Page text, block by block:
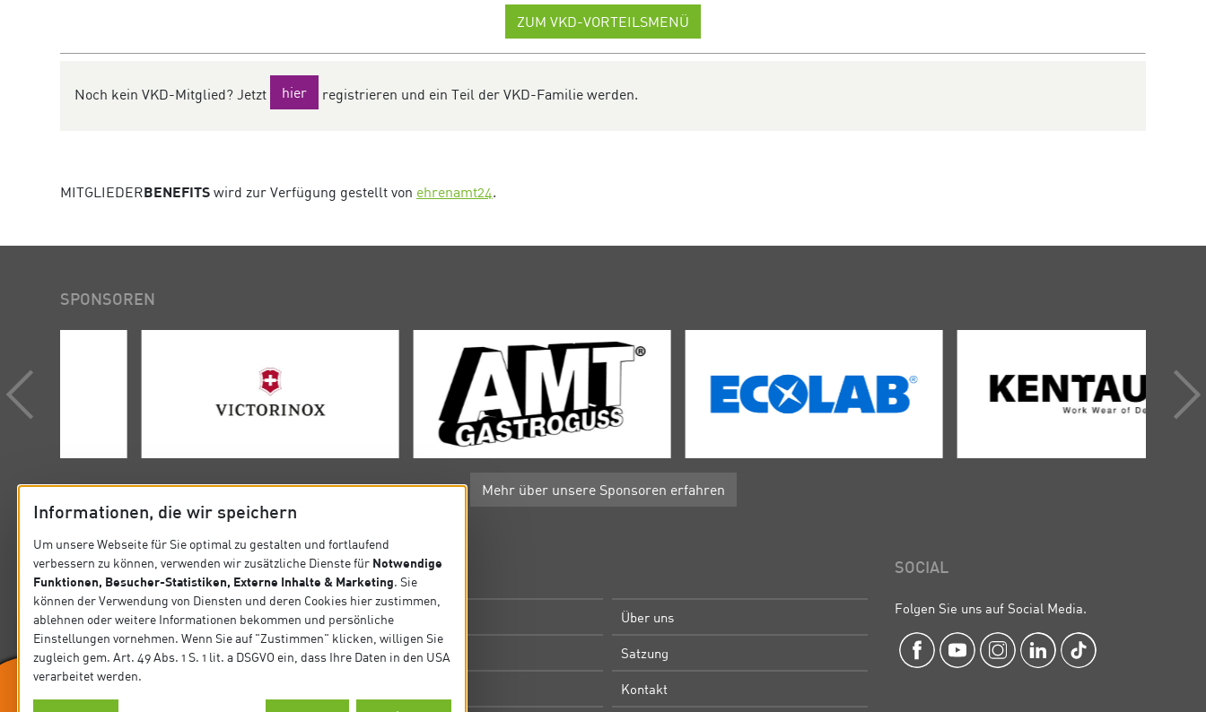
ZUM VKD-VORTEILSMENÜ
Noch kein VKD-Mitglied? Jetzt hier registrieren und ein Teil der VKD-Familie werden.
MITGLIEDERBENEFITS wird zur Verfügung gestellt von ehrenamt24.
SPONSOREN
Mehr über unsere Sponsoren erfahren
KONTAKT
Verband der Köche Deutschlands e.V.
Steinlestraße 32 60596 Frankfurt
Tel. +49 69 63 0006-0
Fax +49 69 63 0006-10
E-Mail: koeche@vkd.com
SITEMAP
Startseite Über uns
Präsidium Satzung
Kontakt
SOCIAL
Folgen Sie uns auf Social Media.
Informationen, die wir speichern
Um unsere Webseite für Sie optimal zu gestalten und fortlaufend
verbessern zu können, verwenden wir zusätzliche Dienste für Notwendige
Funktionen, Besucher-Statistiken, Externe Inhalte & Marketing. Sie
können der Verwendung von Diensten und deren Cookies hier zustimmen,
ablehnen oder weitere Informationen bekommen und persönliche
Einstellungen vornehmen. Wenn Sie auf "Zustimmen" klicken, willigen Sie
zugleich gem. Art. 49 Abs. 1 S. 1 lit. a DSGVO ein, dass Ihre Daten in den USA
verarbeitet werden.